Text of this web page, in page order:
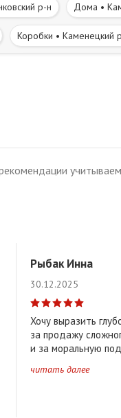
р-н Дома •
Коробки • Каменецкий
• Лысая гора •
• Красный двор •
• Волынка
Каменецкий район
Рыбак Инна
30.12.2025
Хочу выразить
за продажу
и за моральную
читать далее